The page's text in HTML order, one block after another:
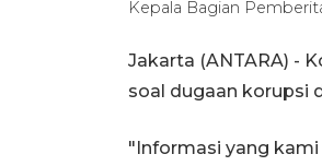
Kepala Bagian
Jakarta (ANTARA) -
soal dugaan korupsi
"Informasi yang kami